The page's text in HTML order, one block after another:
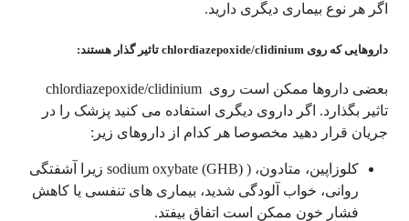
اگر هر نوع بیماری دیگری دارید.
داروهایی که روی chlordiazepoxide/clidinium تاثیر گذار هستند:
بعضی داروها ممکن است روی chlordiazepoxide/clidinium
تاثیر بگذارد. اگر داروی دیگری استفاده می کنید پزشک را در
جریان قرار دهید مخصوصا هر کدام از داروهای زیر:
کلوزاپین، متادون، ( sodium oxybate (GHB) زیرا آشفتگی
روانی، خواب آلودگی شدید، بیماری های تنفسی یا کاهش
فشار خون ممکن است اتفاق بیفتد.